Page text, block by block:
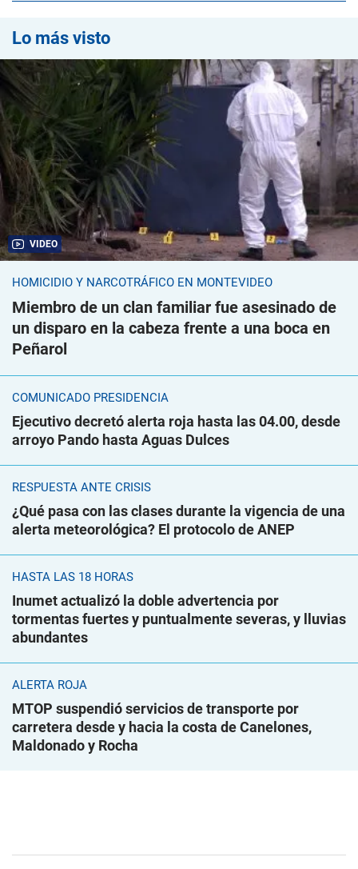
Lo más visto
VIDEO
HOMICIDIO Y NARCOTRÁFICO EN MONTEVIDEO
Miembro de un clan familiar fue asesinado de
un disparo en la cabeza frente a una boca en
Peñarol
COMUNICADO PRESIDENCIA
Ejecutivo decretó alerta roja hasta las 04.00, desde
arroyo Pando hasta Aguas Dulces
RESPUESTA ANTE CRISIS
¿Qué pasa con las clases durante la vigencia de una
alerta meteorológica? El protocolo de ANEP
HASTA LAS 18 HORAS
Inumet actualizó la doble advertencia por
tormentas fuertes y puntualmente severas, y lluvias
abundantes
ALERTA ROJA
MTOP suspendió servicios de transporte por
carretera desde y hacia la costa de Canelones,
Maldonado y Rocha